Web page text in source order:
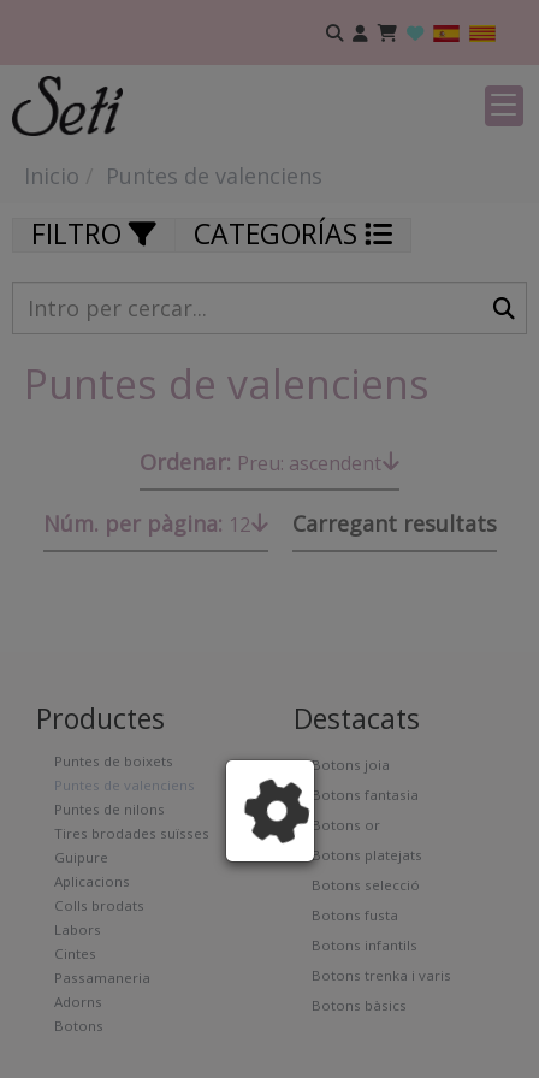
Inicio Puntes de valenciens
FILTRO CATEGORÍAS
Puntes de valenciens
Ordenar: Preu: ascendent
Núm. per pàgina: 12 Carregant resultats
Productes
Puntes de boixets
Puntes de valenciens
Puntes de nilons
Tires brodades suïsses
Guipure
Aplicacions
Colls brodats
Labors
Cintes
Passamaneria
Adorns
Botons
Destacats
Botons joia
Botons fantasia
Botons or
Botons platejats
Botons selecció
Botons fusta
Botons infantils
Botons trenka i varis
Botons bàsics